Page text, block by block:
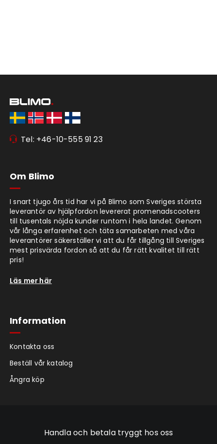
Tel: +46-10-555 91 23
Om Blimo
I snart tjugo års tid har vi på Blimo som Sveriges största
leverantör av hjälpfordon levererat promenadscooters
till tusentals nöjda kunder runtom i hela landet. Genom
vår långa erfarenhet och täta samarbeten med våra
leverantörer säkerställer vi att du får tillgång till Sveriges
mest prisvärda fordon så att du får rätt kvalitet till rätt
pris!
Läs mer här
Information
Kontakta oss
Beställ vår katalog
Ångra köp
Handla och betala tryggt hos oss